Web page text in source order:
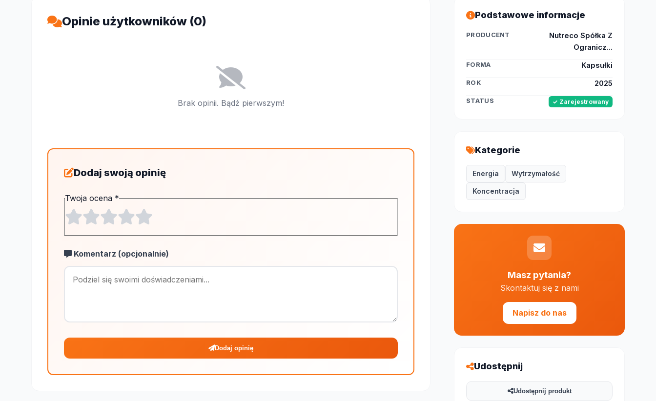
Opinie użytkowników (0)
Brak opinii. Bądź pierwszym!
Dodaj swoją opinię
Twoja ocena *
Komentarz (opcjonalnie)
Maksymalnie 1000 znaków
Dodaj opinię
Podstawowe informacje
PRODUCENT
Nutreco Spółka Z
Ogranicz...
FORMA Kapsułki
ROK 2025
STATUS ✓ Zarejestrowany
Kategorie
Energia Wytrzymałość
Koncentracja
Masz pytania?
Skontaktuj się z nami
Napisz do nas
Udostępnij
Udostępnij produkt